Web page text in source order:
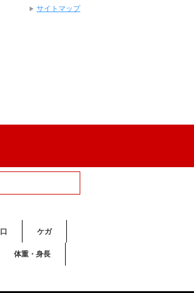
口 ケガ
体重・身長
サイトマップ